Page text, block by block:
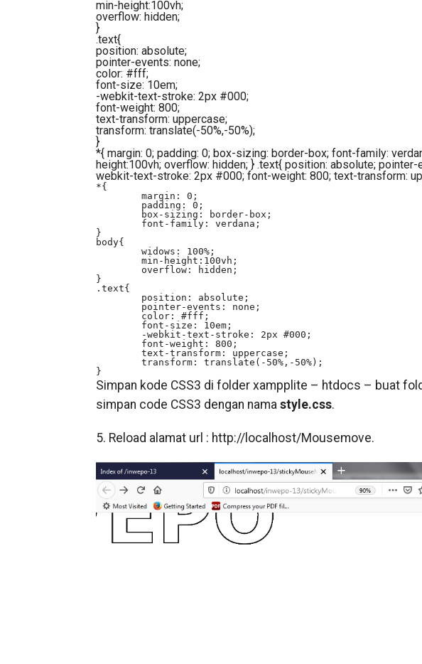
min-height:100vh;
overflow: hidden;
}
.text{
position: absolute;
pointer-events: none;
color: #fff;
font-size: 10em;
-webkit-text-stroke: 2px #000;
font-weight: 800;
text-transform: uppercase;
transform: translate(-50%,-50%);
}
*{ margin: 0; padding: 0; box-sizing: border-box; font-family:
height:100vh; overflow: hidden; } .text{ position: absolute;
webkit-text-stroke: 2px #000; font-weight: 800; text-transform:
*{
}
body{
}
.text{
}
Simpan kode CSS3 di folder xampplite – htdocs – buat
simpan code CSS3 dengan nama style.css.
5. Reload alamat url : http://localhost/Mousemove.